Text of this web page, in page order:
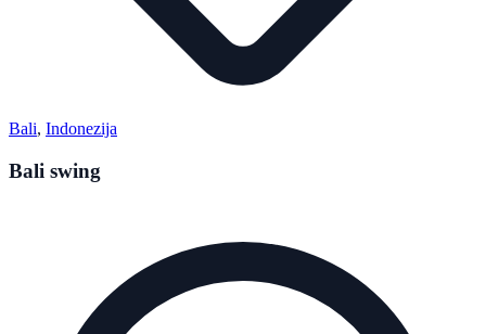
Bali, Indonezija
Bali swing